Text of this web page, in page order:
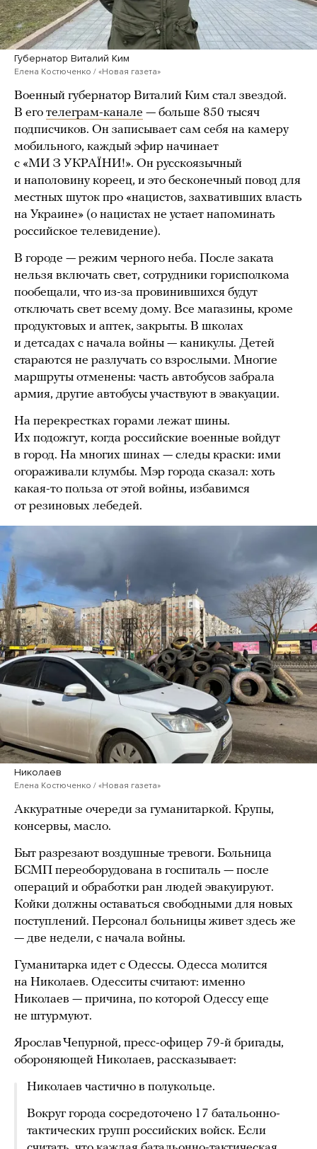
Губернатор Виталий Ким
Елена Костюченко / «Новая газета»
Военный губернатор Виталий Ким стал звездой.
В его телеграм-канале — больше 850 тысяч
подписчиков. Он записывает сам себя на камеру
мобильного, каждый эфир начинает
с «МИ З УКРАЇНИ!». Он русскоязычный
и наполовину кореец, и это бесконечный повод для
местных шуток про «нацистов, захвативших власть
на Украине» (о нацистах не устает напоминать
российское телевидение).
В городе — режим черного неба. После заката
нельзя включать свет, сотрудники горисполкома
пообещали, что из-за провинившихся будут
отключать свет всему дому. Все магазины, кроме
продуктовых и аптек, закрыты. В школах
и детсадах с начала войны — каникулы. Детей
стараются не разлучать со взрослыми. Многие
маршруты отменены: часть автобусов забрала
армия, другие автобусы участвуют в эвакуации.
На перекрестках горами лежат шины.
Их подожгут, когда российские военные войдут
в город. На многих шинах — следы краски: ими
огораживали клумбы. Мэр города сказал: хоть
какая-то польза от этой войны, избавимся
от резиновых лебедей.
Николаев
Елена Костюченко / «Новая газета»
Аккуратные очереди за гуманитаркой. Крупы,
консервы, масло.
Быт разрезают воздушные тревоги. Больница
БСМП переоборудована в госпиталь — после
операций и обработки ран людей эвакуируют.
Койки должны оставаться свободными для новых
поступлений. Персонал больницы живет здесь же
— две недели, с начала войны.
Гуманитарка идет с Одессы. Одесса молится
на Николаев. Одесситы считают: именно
Николаев — причина, по которой Одессу еще
не штурмуют.
Ярослав Чепурной, пресс-офицер 79-й бригады,
обороняющей Николаев, рассказывает:
Николаев частично в полукольце.
Вокруг города сосредоточено 17 батальонно-
тактических групп российских войск. Если